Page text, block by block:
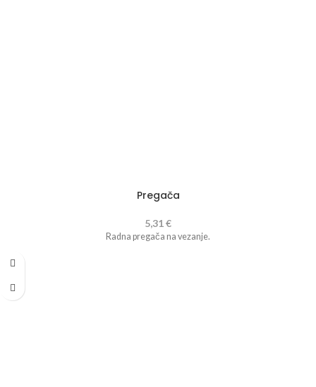
Pregača
5,31€
Radna pregača na vezanje.